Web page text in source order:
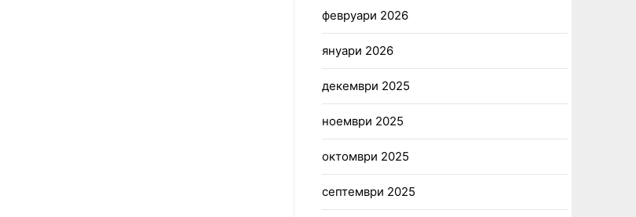
февруари 2026
януари 2026
декември 2025
ноември 2025
октомври 2025
септември 2025